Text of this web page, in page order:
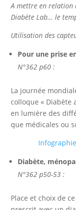
A mettre en relation
Diabète Lab… le
Utilisation des
Pour une prise
N°362 p60 :
La journée
colloque « Diabète
en lumière des
que médicales ou
Diabète,
N°362 p50-53 :
Place et choix de